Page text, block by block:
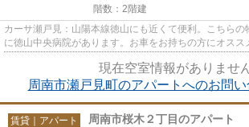
階数：2階建
カーサ瀬戸見：山陽本線徳山にも近くて便利。こちら
に徳山中央病院があります。お車をお持ちの方にオスス
現在空室情報がありません
周南市瀬戸見町のアパートへのお問
賃貸｜アパート 周南市桜木２丁目のアパート